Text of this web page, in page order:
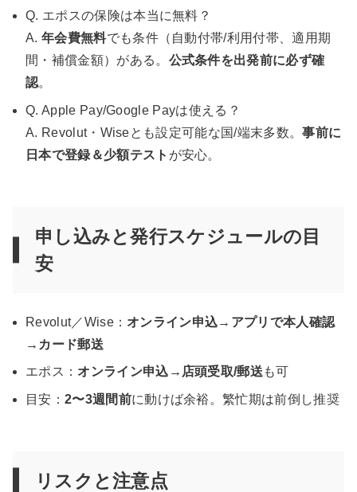
Q. エポスの保険は本当に無料？
A. 年会費無料でも条件（自動付帯/利用付帯、適用期
間・補償金額）がある。 公式条件を出発前に必ず確
認。
Q. Apple Pay/Google Payは使える？
A. Revolut・Wiseとも設定可能な国/端末多数。事前に
日本で登録＆少額テスト が安心。
申し込みと発行スケジュールの目
安
Revolut／Wise： オンライン申込→アプリで本人確認
→カード郵送
エポス： オンライン申込→店頭受取/郵送も可
目安： 2〜3週間前に動けば余裕。繁忙期は前倒し推奨
リスクと注意点